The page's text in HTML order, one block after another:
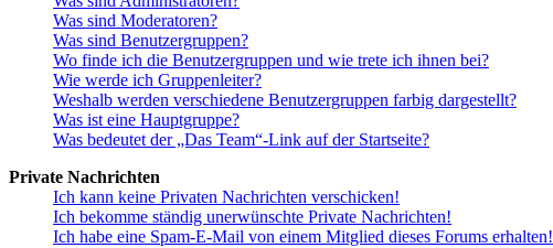
Was sind Moderatoren?
Was sind Benutzergruppen?
Wo finde ich die Benutzergruppen und wie trete ich ihnen bei?
Wie werde ich Gruppenleiter?
Weshalb werden verschiedene Benutzergruppen farbig dargestellt?
Was ist eine Hauptgruppe?
Was bedeutet der „Das Team“-Link auf der Startseite?
Private Nachrichten
Ich kann keine Privaten Nachrichten verschicken!
Ich bekomme ständig unerwünschte Private Nachrichten!
Ich habe eine Spam-E-Mail von einem Mitglied dieses Forums erhalten!